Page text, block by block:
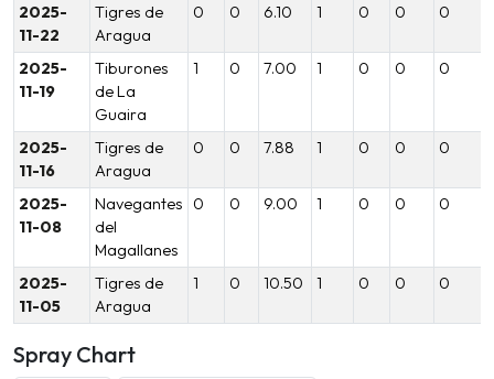
2025-
11-22
Tigres de
Aragua
0 0 6.10 1 0 0 0
2025-
11-19
Tiburones
de La
Guaira
1 0 7.00 1 0 0 0
2025-
11-16
Tigres de
Aragua
0 0 7.88 1 0 0 0
2025-
11-08
Navegantes
del
Magallanes
0 0 9.00 1 0 0 0
2025-
11-05
Tigres de
Aragua
1 0 10.50 1 0 0 0
Spray Chart